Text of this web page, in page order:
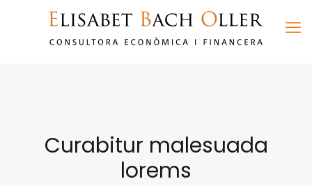
Curabitur malesuada
lorems